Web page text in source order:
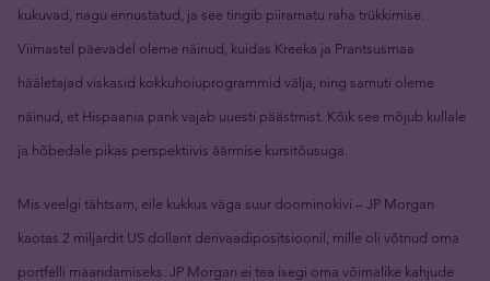
kukuvad, nagu ennustatud, ja see tingib piiramatu raha trükkimise.
Viimastel päevadel oleme näinud, kuidas Kreeka ja Prantsusmaa
hääletajad viskasid kokkuhoiuprogrammid välja, ning samuti oleme
näinud, et Hispaania pank vajab uuesti päästmist. Kõik see mõjub kullale
ja hõbedale pikas perspektiivis äärmise kursitõusuga.
Mis veelgi tähtsam, eile kukkus väga suur doominokivi – JP Morgan
kaotas 2 miljardit US dollarit derivaadipositsioonil, mille oli võtnud oma
portfelli maandamiseks. JP Morgan ei tea isegi oma võimalike kahjude